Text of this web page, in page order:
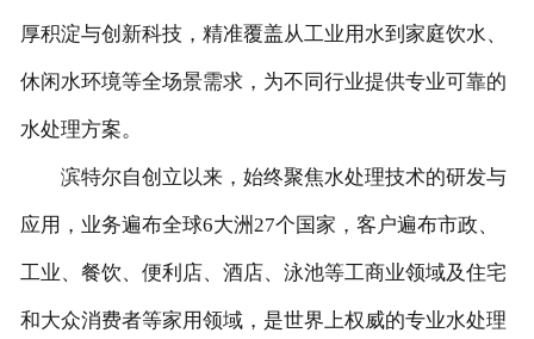
客户留言
厚积淀与创新科技，精准覆盖从工业用水到家庭饮水、
休闲水环境等全场景需求，为不同行业提供专业可靠的
水处理方案。
滨特尔自创立以来，始终聚焦水处理技术的研发与
应用，业务遍布全球6大洲27个国家，客户遍布市政、
工业、餐饮、便利店、酒店、泳池等工商业领域及住宅
和大众消费者等家用领域，是世界上权威的专业水处理